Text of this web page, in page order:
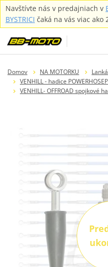
Navštívte nás v predajniach v
BYSTRICI čaká na vás viac ako
Domov NA MOTORKU
VENHILL - hadice
VENHILL- OFFROAD spojkové